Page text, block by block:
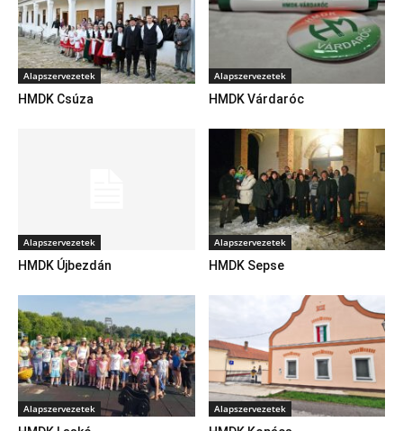
Alapszervezetek
HMDK Csúza
Alapszervezetek
HMDK Várdaróc
Alapszervezetek
HMDK Újbezdán
Alapszervezetek
HMDK Sepse
Alapszervezetek Alapszervezetek